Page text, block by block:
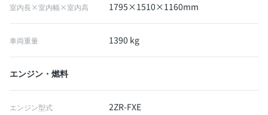
室内長×室内幅×室内高 1795×1510×1160mm
車両重量 1390 kg
エンジン・燃料
エンジン型式 2ZR-FXE